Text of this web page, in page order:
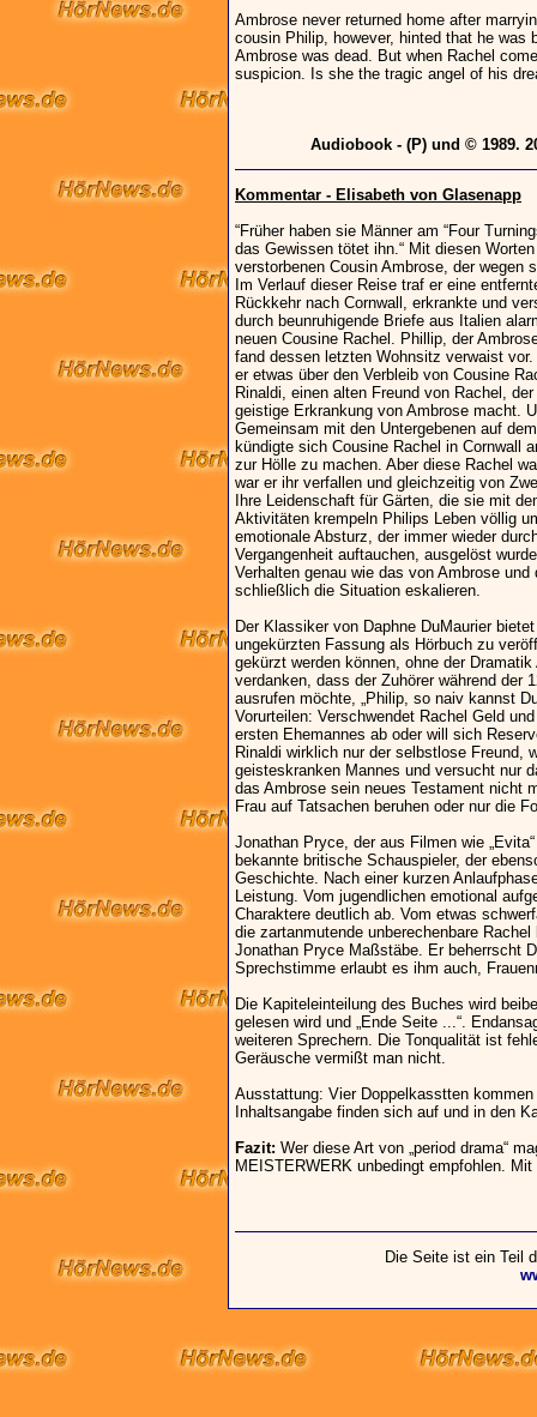
Ambrose never returned home after
cousin Philip, however, hinted that he was
Ambrose was dead. But when Rachel
suspicion. Is she the tragic angel of his
Audiobook - (P) und © 1989.
Kommentar - Elisabeth von Glasenapp
“Früher haben sie Männer am “Four
das Gewissen tötet ihn.“ Mit diesen
verstorbenen Cousin Ambrose, der wegen
Im Verlauf dieser Reise traf er eine
Rückkehr nach Cornwall, erkrankte und
durch beunruhigende Briefe aus Italien
neuen Cousine Rachel. Phillip, der
fand dessen letzten Wohnsitz verwaist
er etwas über den Verbleib von Cousine
Rinaldi, einen alten Freund von Rachel,
geistige Erkrankung von Ambrose macht.
Gemeinsam mit den Untergebenen auf
kündigte sich Cousine Rachel in Cornwall
zur Hölle zu machen. Aber diese Rachel
war er ihr verfallen und gleichzeitig von
Ihre Leidenschaft für Gärten, die sie mit
Aktivitäten krempeln Philips Leben völlig
emotionale Absturz, der immer wieder
Vergangenheit auftauchen, ausgelöst
Verhalten genau wie das von Ambrose
schließlich die Situation eskalieren.
Der Klassiker von Daphne DuMaurier
ungekürzten Fassung als Hörbuch zu
gekürzt werden können, ohne der
verdanken, dass der Zuhörer während der
ausrufen möchte, „Philip, so naiv kannst
Vorurteilen: Verschwendet Rachel Geld
ersten Ehemannes ab oder will sich
Rinaldi wirklich nur der selbstlose Freund,
geisteskranken Mannes und versucht nur
das Ambrose sein neues Testament nicht
Frau auf Tatsachen beruhen oder nur die
Jonathan Pryce, der aus Filmen wie
bekannte britische Schauspieler, der
Geschichte. Nach einer kurzen
Leistung. Vom jugendlichen emotional
Charaktere deutlich ab. Vom etwas
die zartanmutende unberechenbare
Jonathan Pryce Maßstäbe. Er beherrscht
Sprechstimme erlaubt es ihm auch,
Die Kapiteleinteilung des Buches wird
gelesen wird und „Ende Seite ...“.
weiteren Sprechern. Die Tonqualität ist
Geräusche vermißt man nicht.
Ausstattung: Vier Doppelkasstten
Inhaltsangabe finden sich auf und in den
Fazit: Wer diese Art von „period drama“
MEISTERWERK unbedingt empfohlen.
Die Seite ist ein Teil